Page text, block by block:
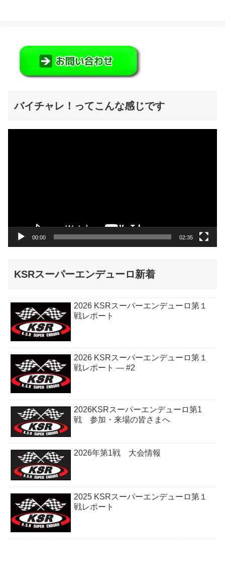
バイチャレ！ってこんな感じです
00:00 02:35
KSRスーパーエンデューロ新着
2026 KSRスーパーエンデューロ第１
戦レポート
2026 KSRスーパーエンデューロ第１
戦レポート — #2
2026KSRスーパーエンデューロ第1
戦 参加・来場の皆さまへ
2026年第1戦 大会情報
2025 KSRスーパーエンデューロ第１
戦レポート